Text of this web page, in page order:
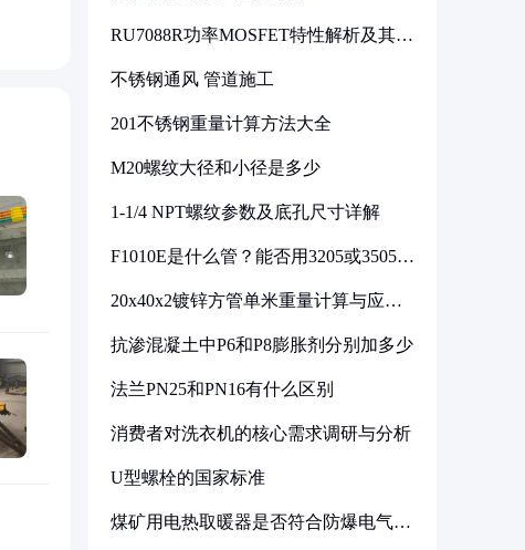
RU7088R功率MOSFET特性解析及其在
不锈钢通风 管道施工
201不锈钢重量计算方法大全
M20螺纹大径和小径是多少
1-1/4 NPT螺纹参数及底孔尺寸详解
F1010E是什么管？能否用3205或3505代
20x40x2镀锌方管单米重量计算与应用
抗渗混凝土中P6和P8膨胀剂分别加多少
法兰PN25和PN16有什么区别
消费者对洗衣机的核心需求调研与分析
U型螺栓的国家标准
煤矿用电热取暖器是否符合防爆电气设